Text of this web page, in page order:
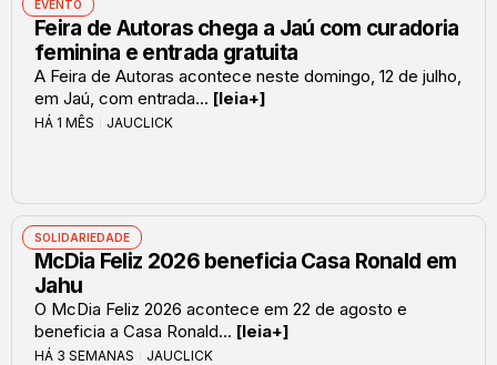
EVENTO
Feira de Autoras chega a Jaú com curadoria
feminina e entrada gratuita
A Feira de Autoras acontece neste domingo, 12 de julho,
em Jaú, com entrada... [leia+]
HÁ 1 MÊS JAUCLICK
SOLIDARIEDADE
McDia Feliz 2026 beneficia Casa Ronald em
Jahu
O McDia Feliz 2026 acontece em 22 de agosto e
beneficia a Casa Ronald... [leia+]
HÁ 3 SEMANAS JAUCLICK